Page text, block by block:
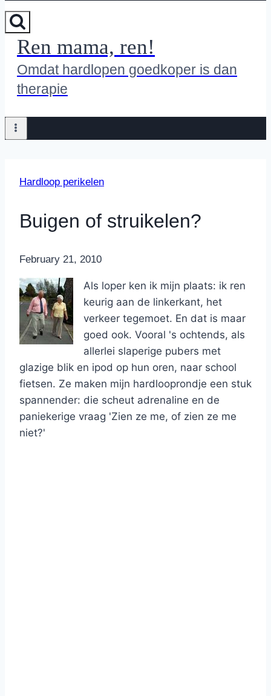
Ren mama, ren!
Omdat hardlopen goedkoper is dan
therapie
Hardloop perikelen
Buigen of struikelen?
ByNicole
February 21, 2010
Als loper ken ik mijn plaats: ik ren
keurig aan de linkerkant, het
verkeer tegemoet. En dat is maar
goed ook. Vooral 's ochtends, als
allerlei slaperige pubers met
glazige blik en ipod op hun oren, naar school
fietsen. Ze maken mijn hardlooprondje een stuk
spannender: die scheut adrenaline en de
paniekerige vraag 'Zien ze me, of zien ze me
niet?'